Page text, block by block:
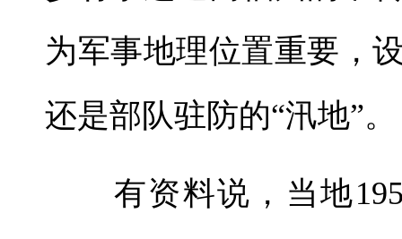
为军事地理位置重要，
还是部队驻防的“汛地”。
有资料说，当地